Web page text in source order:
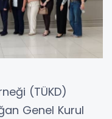
(TÜKD)
Genel Kurul